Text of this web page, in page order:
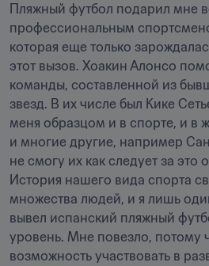
Пляжный футбол подарил мне
профессиональным
которая еще только
этот вызов. Хоакин Алонсо
команды, составленной из
звезд. В их числе был Кике
меня образцом и в спорте, и в
и многие другие, например
не смогу их как следует за это
История нашего вида спорта
множества людей, и я лишь
вывел испанский пляжный
уровень. Мне повезло, потому
возможность участвовать в